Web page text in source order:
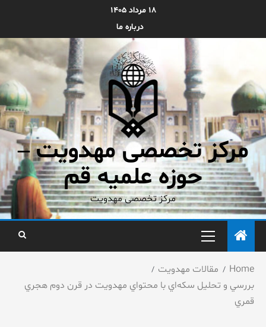
۱۸ مرداد ۱۴۰۵
درباره ما
مرکز تخصصی مهدویت –
حوزه علمیه قم
مرکز تخصصی مهدویت
Home
مقالات مهدویت
بررسي و تحليل سكه‌اي با محتواي مهدويت در قرن دوم هجري
قمري